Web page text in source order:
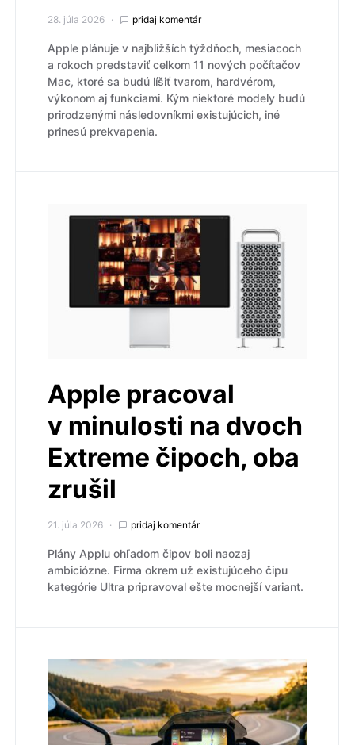
28. júla 2026 pridaj komentár
Apple plánuje v najbližších týždňoch, mesiacoch
a rokoch predstaviť celkom 11 nových počítačov
Mac, ktoré sa budú líšiť tvarom, hardvérom,
výkonom aj funkciami. Kým niektoré modely budú
prirodzenými následovníkmi existujúcich, iné
prinesú prekvapenia.
Apple pracoval
v minulosti na dvoch
Extreme čipoch, oba
zrušil
21. júla 2026 pridaj komentár
Plány Applu ohľadom čipov boli naozaj
ambiciózne. Firma okrem už existujúceho čipu
kategórie Ultra pripravoval ešte mocnejší variant.